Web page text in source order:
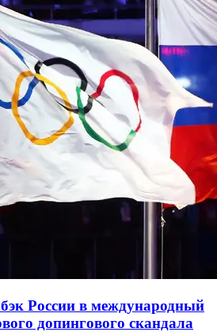
России в международный
допингового скандала